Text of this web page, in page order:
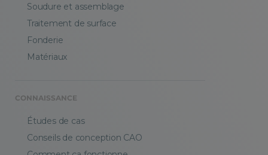
Soudure et assemblage
Traitement de surface
Fonderie
Matériaux
CONNAISSANCE
Études de cas
Conseils de conception CAO